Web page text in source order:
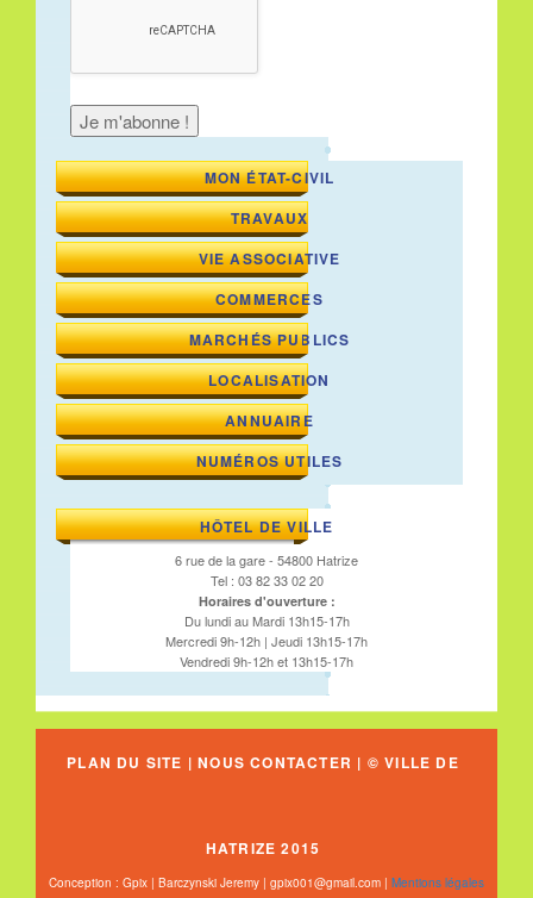
MON ÉTAT-CIVIL
TRAVAUX
VIE ASSOCIATIVE
COMMERCES
MARCHÉS PUBLICS
LOCALISATION
ANNUAIRE
NUMÉROS UTILES
HÔTEL DE VILLE
6 rue de la gare - 54800 Hatrize
Tel : 03 82 33 02 20
Horaires d'ouverture :
Du lundi au Mardi 13h15-17h
Mercredi 9h-12h | Jeudi 13h15-17h
Vendredi 9h-12h et 13h15-17h
PLAN DU SITE |NOUS CONTACTER | © VILLE DE
HATRIZE 2015
Conception : Gpix | Barczynski Jeremy | gpix001@gmail.com | Mentions légales